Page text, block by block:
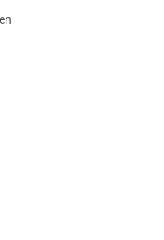
Obehandlat
Behandlat
Obehandlat